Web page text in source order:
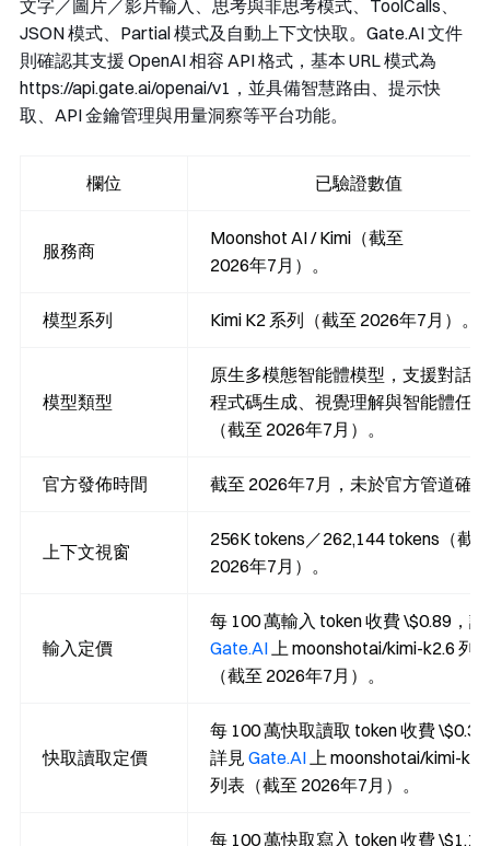
文字／圖片／影片輸入、思考與非思考模式、ToolCalls、
JSON 模式、Partial 模式及自動上下文快取。Gate.AI 文件
則確認其支援 OpenAI 相容 API 格式，基本 URL 模式為
https://api.gate.ai/openai/v1 ，並具備智慧路由、提示快
取、API 金鑰管理與用量洞察等平台功能。
欄位 已驗證數值
服務商
Moonshot AI / Kimi（截至
2026年7月）。
模型系列 Kimi K2 系列（截至 2026年7月）。
模型類型
原生多模態智能體模型，支援對話、
程式碼生成、視覺理解與智能體任務
（截至 2026年7月）。
官方發佈時間 截至 2026年7月，未於官方管道確
上下文視窗
256K tokens／262,144 tokens（截
2026年7月）。
輸入定價
每 100 萬輸入 token 收費 \$0.89，
Gate.AI上 moonshotai/kimi-k2.6 列
（截至 2026年7月）。
快取讀取定價
每 100 萬快取讀取 token 收費
詳見 Gate.AI上 moonshotai/kimi-
列表（截至 2026年7月）。
每 100 萬快取寫入 token 收費